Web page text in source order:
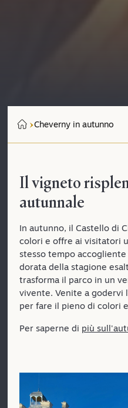
Cheverny in autunno
Il vigneto
autunnale
In autunno, il Castello di
colori e offre ai visitatori
stesso tempo
dorata della stagione
trasforma il parco in un
vivente. Venite a godervi
per fare il pieno di colori
Per saperne di più